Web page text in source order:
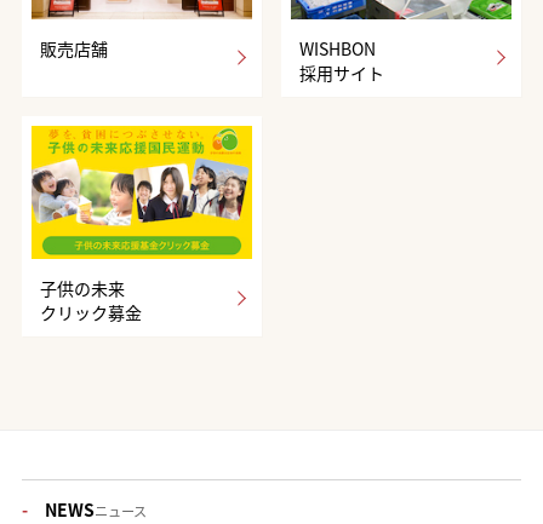
販売店舗
WISHBON
採用サイト
子供の未来
クリック募金
NEWSニュース